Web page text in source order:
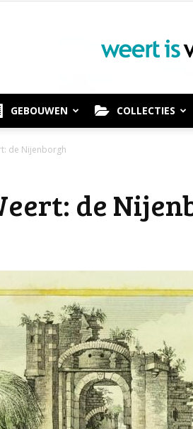
GEBOUWEN COLLECTIES
de Nijenborgh
de